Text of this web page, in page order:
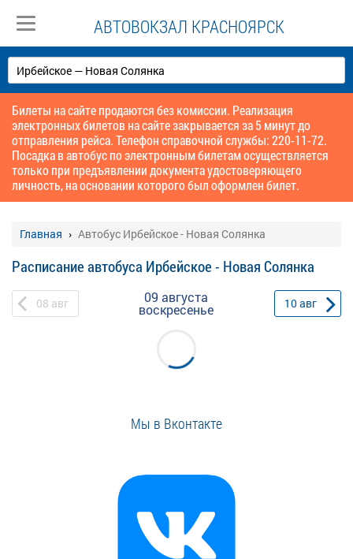
АВТОВОКЗАЛ КРАСНОЯРСК
Билеты на сайте продаются без комиссии. Реализация
электронных билетов на сайте закрывается за 5 минут до
отправления рейса. Телефон справочной службы: 220-11-72.
Посадка в автобус по электронным билетам осуществляется
только при предъявлении документа удостоверяющего
личность, на основании которого был оформлен билет.
Главная Автобус Ирбейское - Новая Солянка
Расписание автобуса Ирбейское - Новая Солянка
08 авг 09 августа
воскресенье 10авг
Мы в Вконтакте